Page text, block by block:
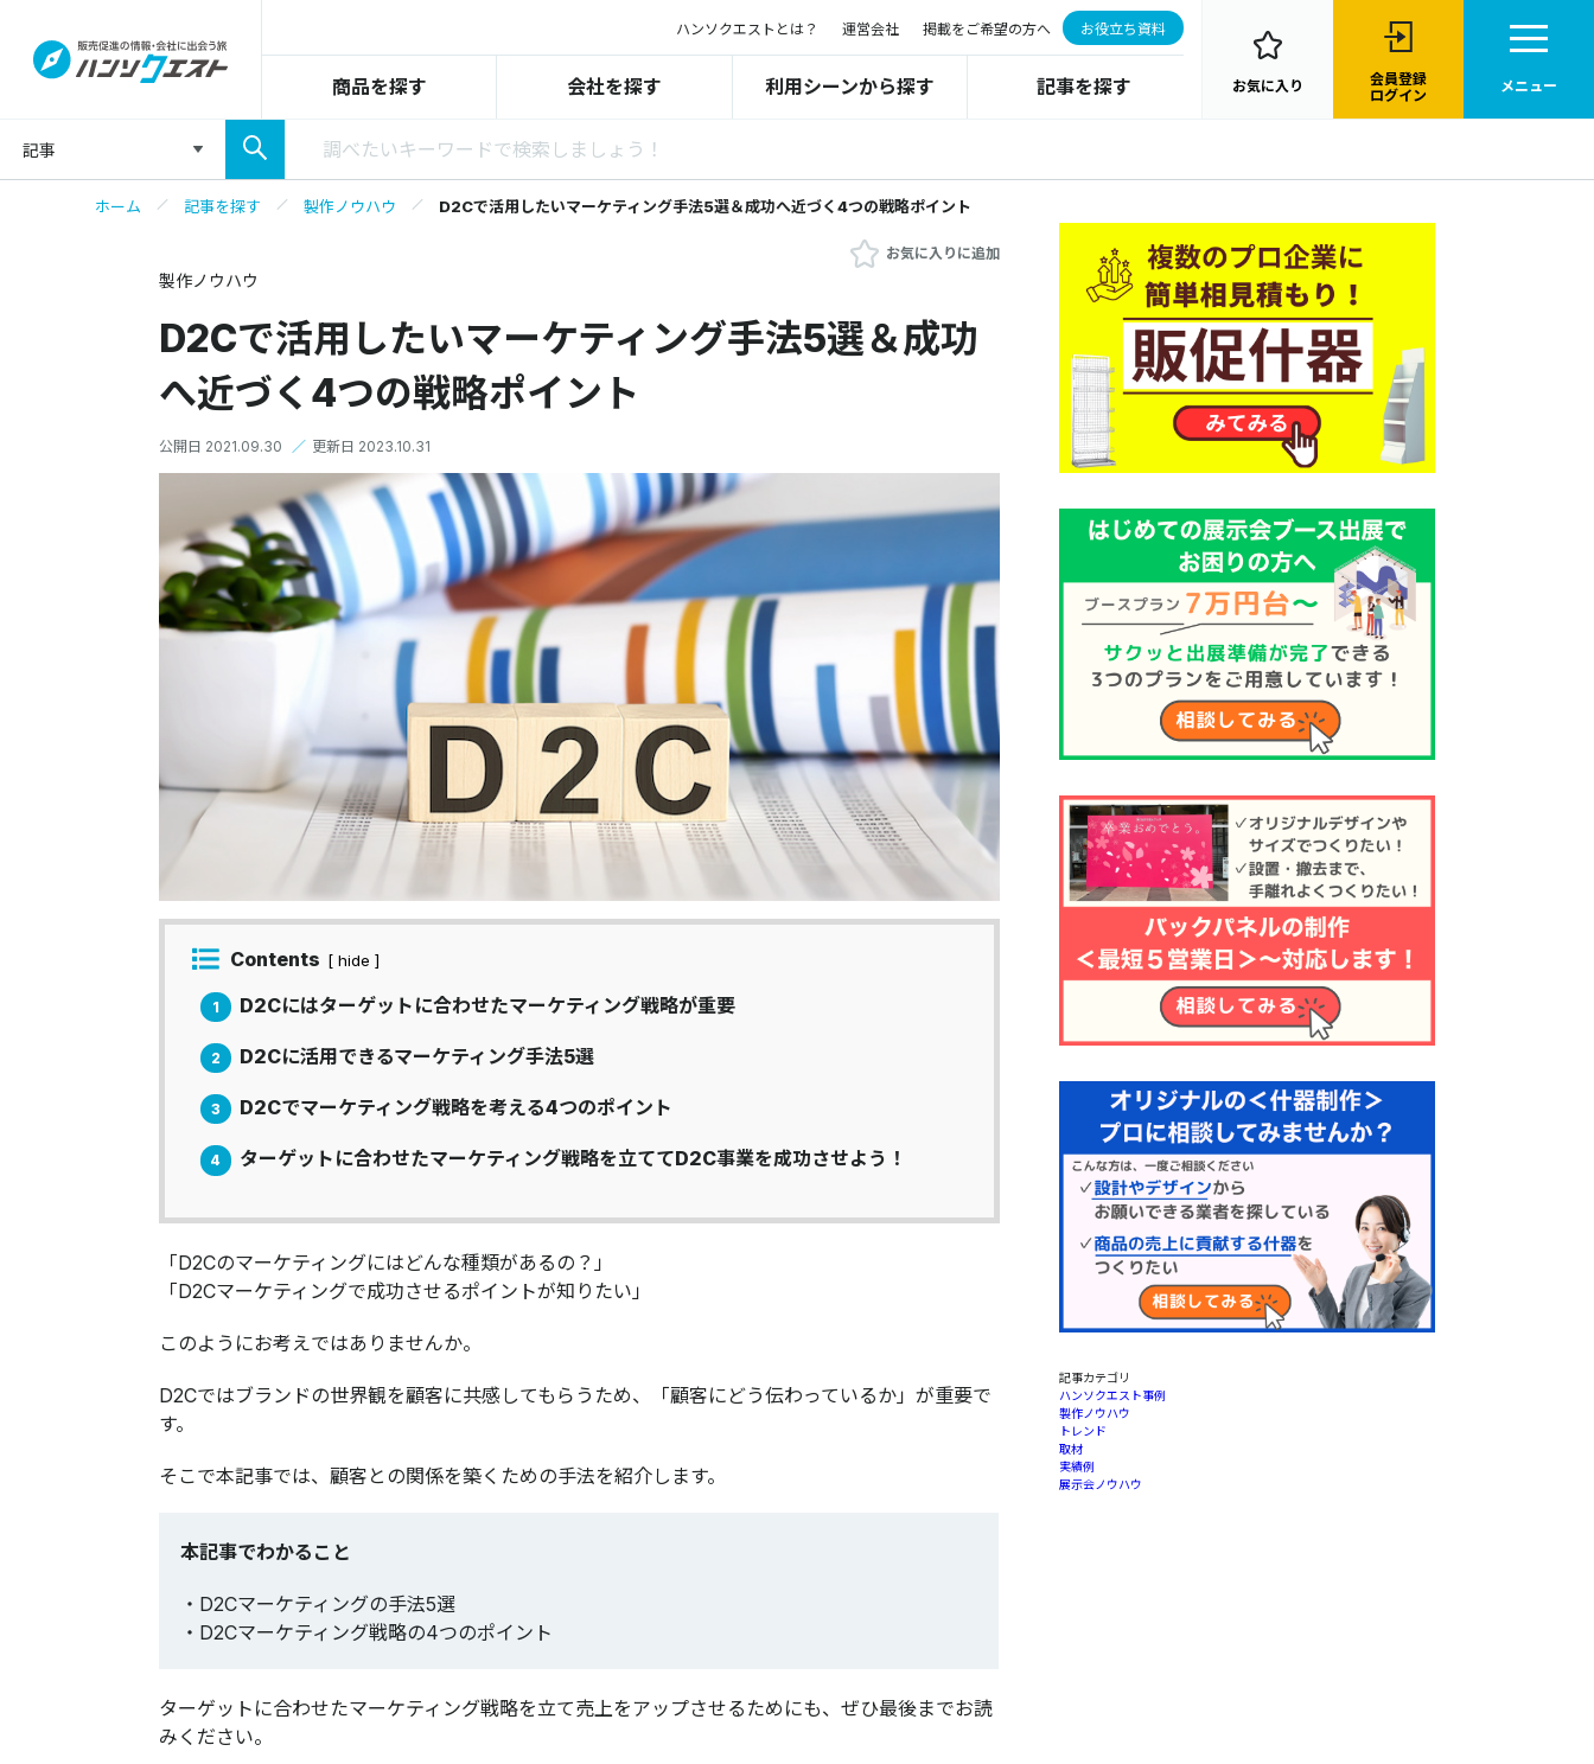
ハンソクエストとは？ 運営会社 掲載をご希望の方へ お役立ち資料
商品を探す 会社を探す 利用シーンから探す 記事を探す
記事
お気に入り
会員登録
ログイン
メニュー
ホーム 記事を探す 製作ノウハウ D2Cで活用したいマーケティング手法5選＆成功へ近づく4つの戦略ポイント
お気に入りに追加
製作ノウハウ
D2Cで活用したいマーケティング手法5選＆成功
へ近づく4つの戦略ポイント
公開日 2021.09.30 ／ 更新日 2023.10.31
Contents [ hide ]
1 D2Cにはターゲットに合わせたマーケティング戦略が重要
2 D2Cに活用できるマーケティング手法5選
3 D2Cでマーケティング戦略を考える4つのポイント
4 ターゲットに合わせたマーケティング戦略を立ててD2C事業を成功させよう！
「D2Cのマーケティングにはどんな種類があるの？」
「D2Cマーケティングで成功させるポイントが知りたい」
このようにお考えではありませんか。
D2Cではブランドの世界観を顧客に共感してもらうため、「顧客にどう伝わっているか 」が重要で
す。
そこで本記事では、顧客との関係を築くための手法を紹介します。
本記事でわかること
・D2Cマーケティングの手法5選
・D2Cマーケティング戦略の4つのポイント
ターゲットに合わせたマーケティング戦略を立て売上をアップさせるためにも、ぜひ最後までお読
みください。
記事カテゴリ
ハンソクエスト事例
製作ノウハウ
トレンド
取材
実績例
展示会ノウハウ